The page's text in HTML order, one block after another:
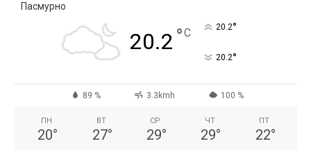
Пасмурно
20.2 °C 20.2°
20.2°
89 % 3.3kmh 100 %
ПН
20°
ВТ
27°
СР
29°
ЧТ
29°
ПТ
22°